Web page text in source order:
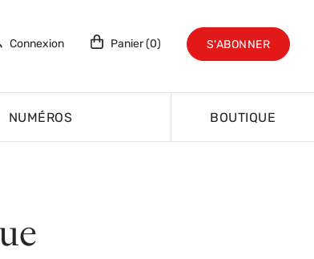
Connexion Panier (0) S'ABONNER
NUMÉROS BOUTIQUE